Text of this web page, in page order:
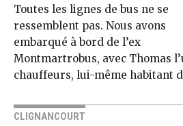
Toutes les lignes de bus ne se
ressemblent pas. Nous avons
embarqué à bord de l’ex
Montmartrobus, avec Thomas
chauffeurs, lui-même habitant
CLIGNANCOURT